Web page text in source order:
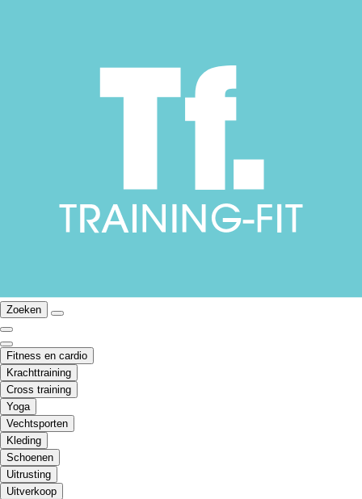
Zoeken
Fitness en cardio
Krachttraining
Cross training
Yoga
Vechtsporten
Kleding
Schoenen
Uitrusting
Uitverkoop